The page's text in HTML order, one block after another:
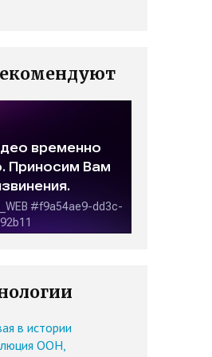
в истории
ООН,